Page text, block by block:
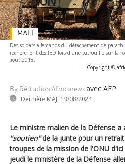
Des soldats allemands du détachement de
recherchent des IED lors d'une patrouille sur la
août 2018.
- Copyright ©
By Rédaction Africanews avec AFP
Dernière MAJ: 13/08/2024
MALI
Le ministre malien de la Défense a
"soutien"de la junte pour un
troupes de la mission de l'ONU
jeudi le ministère de la Défense